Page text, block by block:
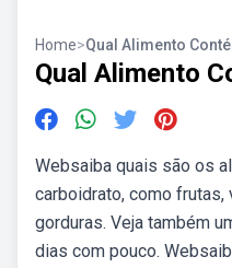
Home>Qual Alimento
Qual Alimento
Websaiba quais são os
carboidrato, como
gorduras. Veja também
dias com pouco.